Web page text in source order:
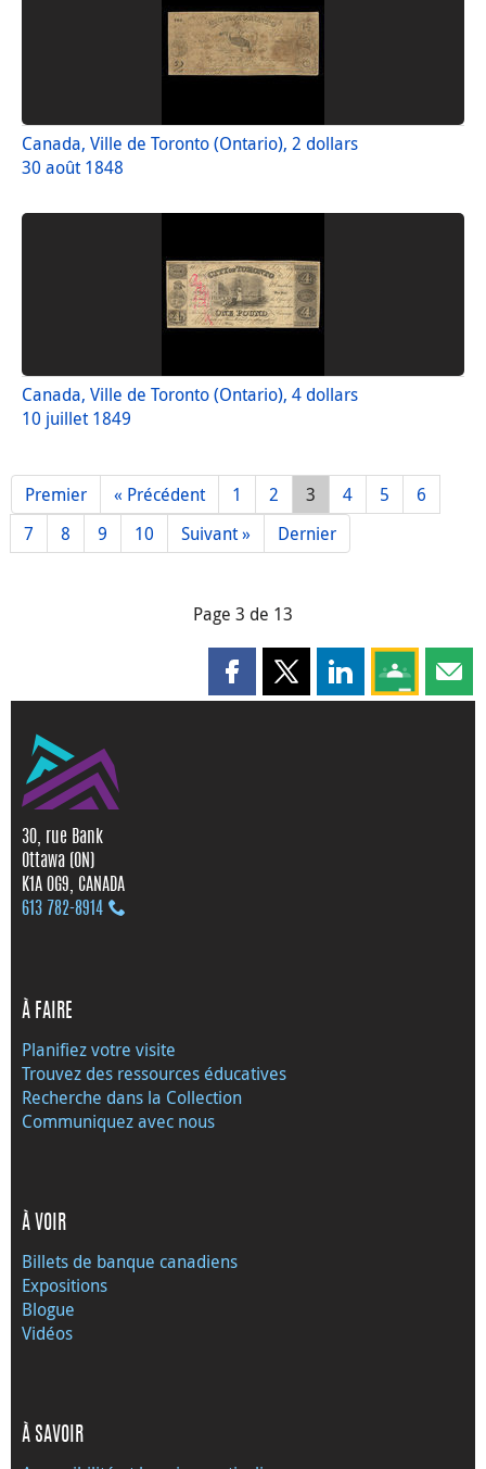
Canada, Ville de Toronto (Ontario), 2 dollars
30 août 1848
Canada, Ville de Toronto (Ontario), 4 dollars
10 juillet 1849
Premier « Précédent 1 2 3 4 5
6
7
8 9 10 Suivant » Dernier
Page 3 de 13
Partager cette page sur
Partager cette page sur X
Partager cette
Partagez
30, rue Bank
Ottawa (ON)
K1A 0G9, CANADA
613 782‑8914
À FAIRE
Planifiez votre visite
Trouvez des ressources éducatives
Recherche dans la Collection
Communiquez avec nous
À VOIR
Billets de banque canadiens
Expositions
Blogue
Vidéos
À SAVOIR